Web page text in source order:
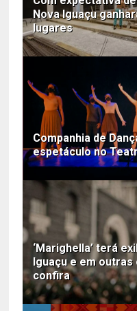
Nova Iguaçu
lugares
Companhia de
espetáculo no
‘Marighella’ terá
Iguaçu e em outras
confira